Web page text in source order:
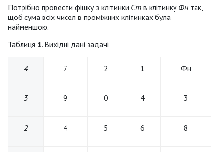
Потрібно провести фішку з клітинки Ст в клітинку Фн так,
щоб сума всіх чисел в проміжних клітинках була
найменшою.
Таблиця 1. Вихідні дані задачі
4 7 2 1 Фн
3 9 0 4 3
2 4 5 6 8